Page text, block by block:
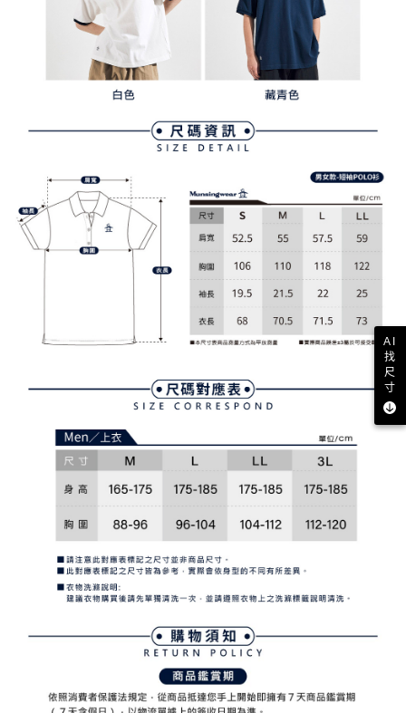
2.基於同意付款使用「大哥付你分期」之契約關係目的，商店將以您的個人
資料（包含姓名、電話或地址）提供予台灣大哥大進項蒐集、處理及利用，
由本公司與您本人進行分期帳單所需資料之確認、核對及更正。
3.完整用戶服務條款，請詳閱以下連結：
https://oppay.tw/userRule
後付繳納相關費用。
※ 交易是否成功請以「AFTEE先享後付 」之結帳頁面顯示為準，若有關於
是否繳費成功／繳費後需取消欲退款等相關疑問，請聯繫「AFTEE先享後付
客戶支援中心」
https://netprotections.freshdesk.com/support/home
易，需依本服務之必要範圍內提供個人資料，並將交易相關給付款項請求債
權轉讓予恩沛科技股份有限公司。
２．關於個人資料處理事宜，請瀏覽以下網址：
３．未成年的使用者請事先徵得法定代理人或監護人之同意方可使用
「AFTEE先享後付」，若未經同意申辦者引起之損失，本公司不負相關責
任。
４．使用「AFTEE先享後付」時，將依據個別帳號之用戶狀況，依本公司即
時審查核予不同之上限額度；若仍有額度不足之情形，本公司將視審查結果
請求用戶進行身份認證。
恩沛科技股份有限公司將有權停止該用戶之使用額度並採取法律行動。
付款後萊爾富取貨
7-11取貨付款
免運費
離島宅配
AI
找
尺
寸